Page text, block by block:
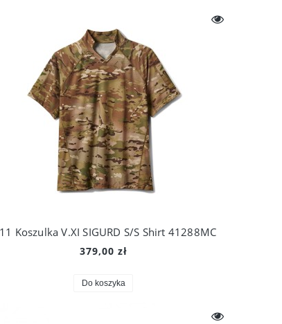
Koszulka V.XI SIGURD S/S Shirt 41288MC
379,00 zł
Do koszyka